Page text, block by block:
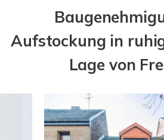
Aufstockung in
Lage von